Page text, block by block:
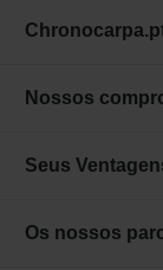
Nossos
Seus
Os nossos